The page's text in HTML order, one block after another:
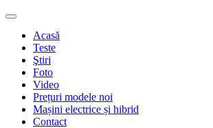
Acasă
Teste
Ştiri
Foto
Video
Prețuri modele noi
Mașini electrice și hibrid
Contact